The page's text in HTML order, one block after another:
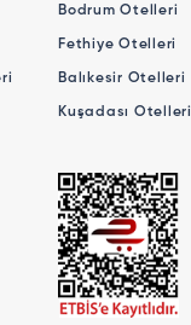
Bodrum Otelleri
Fethiye Otelleri
Balıkesir Otelleri
Kuşadası Otelleri